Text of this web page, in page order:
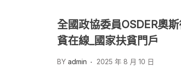
全國政協委員OSDER奧
貧在線_國家扶貧門戶
BY admin 2025 年 8 月 10 日